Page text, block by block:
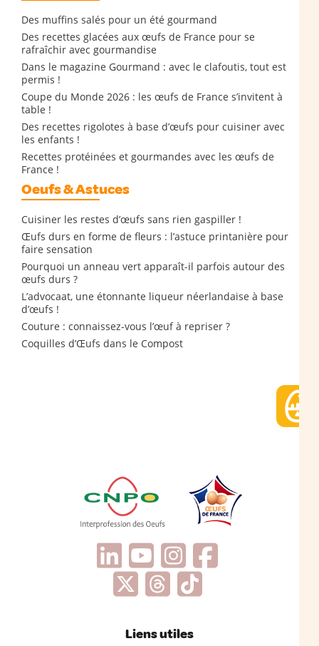
Des muffins salés pour un été gourmand
Des recettes glacées aux œufs de France pour se
rafraîchir avec gourmandise
Dans le magazine Gourmand : avec le clafoutis, tout est
permis !
Coupe du Monde 2026 : les œufs de France s’invitent à
table !
Des recettes rigolotes à base d’œufs pour cuisiner avec
les enfants !
Recettes protéinées et gourmandes avec les œufs de
France !
Oeufs & Astuces
Cuisiner les restes d’œufs sans rien gaspiller !
Œufs durs en forme de fleurs : l’astuce printanière pour
faire sensation
Pourquoi un anneau vert apparaît-il parfois autour des
œufs durs ?
L’advocaat, une étonnante liqueur néerlandaise à base
d’œufs !
Couture : connaissez-vous l’œuf à repriser ?
Coquilles d’Œufs dans le Compost
Liens utiles